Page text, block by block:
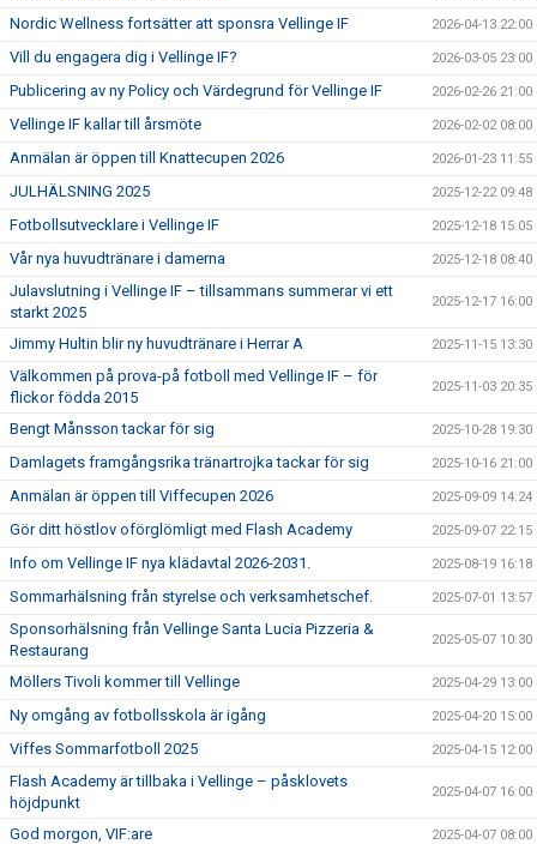
Nordic Wellness fortsätter att sponsra Vellinge IF 2026-04-13 22:00
Vill du engagera dig i Vellinge IF? 2026-03-05 23:00
Publicering av ny Policy och Värdegrund för Vellinge IF 2026-02-26 21:00
Vellinge IF kallar till årsmöte 2026-02-02 08:00
Anmälan är öppen till Knattecupen 2026 2026-01-23 11:55
JULHÄLSNING 2025 2025-12-22 09:48
Fotbollsutvecklare i Vellinge IF 2025-12-18 15:05
Vår nya huvudtränare i damerna 2025-12-18 08:40
Julavslutning i Vellinge IF – tillsammans summerar vi ett
starkt 2025
2025-12-17 16:00
Jimmy Hultin blir ny huvudtränare i Herrar A 2025-11-15 13:30
Välkommen på prova-på fotboll med Vellinge IF – för
flickor födda 2015
2025-11-03 20:35
Bengt Månsson tackar för sig 2025-10-28 19:30
Damlagets framgångsrika tränartrojka tackar för sig 2025-10-16 21:00
Anmälan är öppen till Viffecupen 2026 2025-09-09 14:24
Gör ditt höstlov oförglömligt med Flash Academy 2025-09-07 22:15
Info om Vellinge IF nya klädavtal 2026-2031. 2025-08-19 16:18
Sommarhälsning från styrelse och verksamhetschef. 2025-07-01 13:57
Sponsorhälsning från Vellinge Santa Lucia Pizzeria &
Restaurang
2025-05-07 10:30
Möllers Tivoli kommer till Vellinge 2025-04-29 13:00
Ny omgång av fotbollsskola är igång 2025-04-20 15:00
Viffes Sommarfotboll 2025 2025-04-15 12:00
Flash Academy är tillbaka i Vellinge – påsklovets
höjdpunkt
2025-04-07 16:00
God morgon, VIF:are 2025-04-07 08:00